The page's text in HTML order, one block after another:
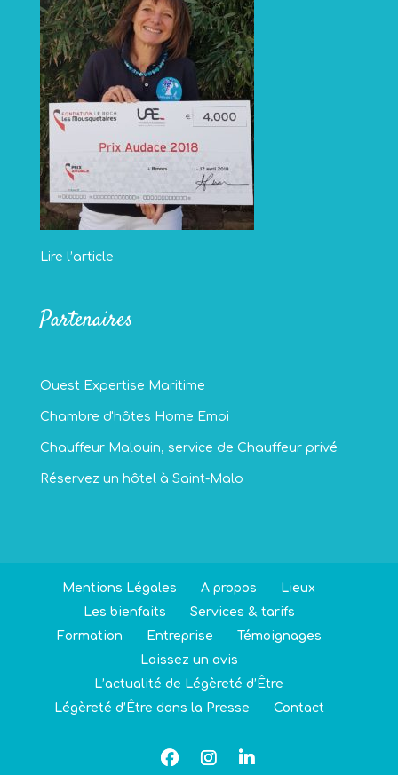
Lire l’article
Partenaires
Ouest Expertise Maritime
Chambre d'hôtes Home Emoi
Chauffeur Malouin, service de Chauffeur privé
Réservez un hôtel à Saint-Malo
Mentions Légales A propos
Lieux
Les bienfaits
Services & tarifs
Formation
Entreprise
Témoignages
Laissez un avis
L’actualité de Légèreté d’Être
Légèreté d’Être dans la Presse
Contact